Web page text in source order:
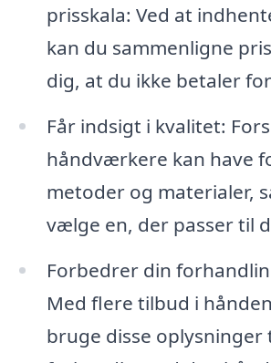
prisskala: Ved at
kan du sammenligne
dig, at du ikke betaler
Får indsigt i kvalitet:
håndværkere kan have
metoder og materialer,
vælge en, der passer til
Forbedrer din
Med flere tilbud i
bruge disse oplysninger